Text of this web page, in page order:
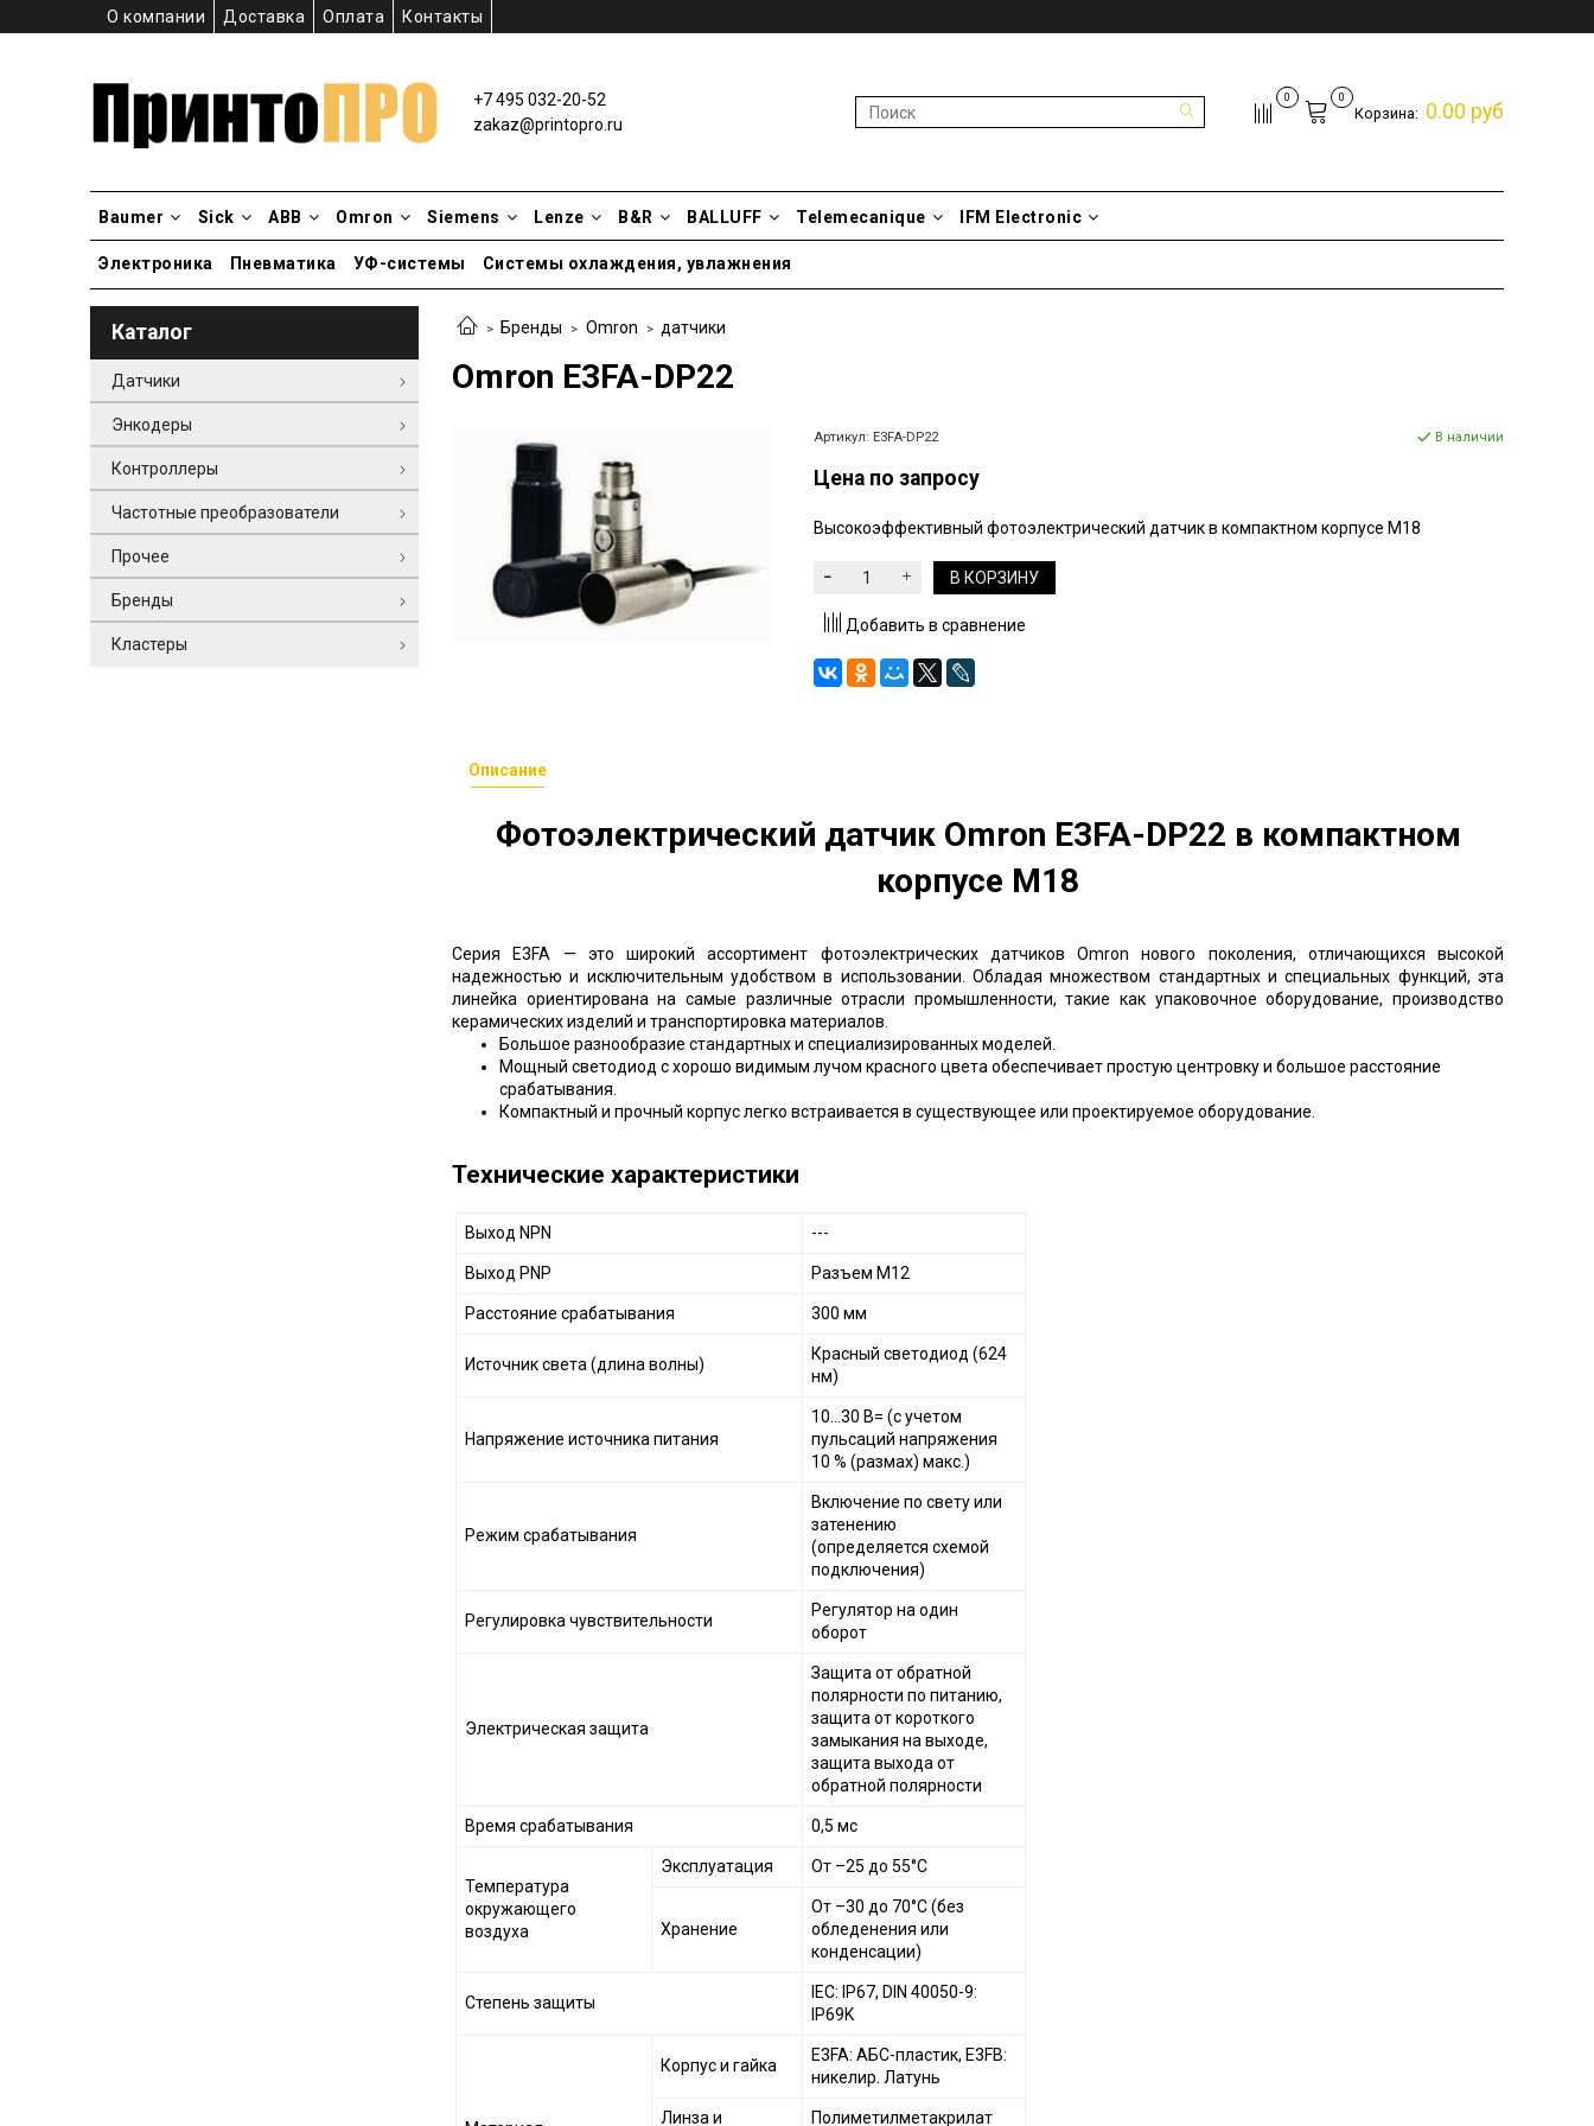
О компании Доставка Оплата Контакты
+7 495 032-20-52
zakaz@printopro.ru
0 0
Корзина: 0.00 руб
Baumer Sick ABB Omron Siemens Lenze B&R BALLUFF Telemecanique IFM Electronic
Электроника Пневматика УФ-системы Системы охлаждения, увлажнения
Бренды Omron датчики
Omron E3FA-DP22
Артикул: E3FA-DP22 В наличии
Цена по запросу
Высокоэффективный фотоэлектрический датчик в компактном корпусе M18
В КОРЗИНУ
Добавить в сравнение
Описание
Фотоэлектрический датчик Omron E3FA-DP22 в компактном
корпусе M18
СерияE3FA — это широкий ассортимент фотоэлектрических датчиков Omronнового поколения, отличающихся высокой
надежностью и исключительным удобством в использовании .Обладая множеством стандартных и специальных функций,эта
линейка ориентирована на самые различные отрасли промышленности,такие как упаковочное оборудование,производство
керамических изделий и транспортировка материалов
Большое разнообразие стандартных и специализированных моделей
Мощный светодиод с хорошо видимым лучом красного цвета обеспечиваетпростую центровку и большое расстояние
срабатывания
Компактный и прочный корпус легко встраивается в существующее или проектируемое оборудование
Технические характеристики
Выход NPN ---
Выход PNP Разъем М12
Расстояние срабатывания 300 мм
Источник света (длина волны)
Красный светодиод (624
нм)
Напряжение источника питания
10...30 В= (с учетом
пульсаций напряжения
10 % (размах) макс.)
Режим срабатывания
Включение по свету или
затенению
(определяется схемой
подключения)
Регулировка чувствительности
Регулятор на один
оборот
Электрическая защита
Защита от обратной
полярности по питанию,
защита от короткого
замыкания на выходе,
защита выхода от
обратной полярности
Время срабатывания 0,5 мс
Температура
окружающего
воздуха
Эксплуатация От –25 до 55°C
Хранение
От –30 до 70°C (без
обледенения или
конденсации)
Степень защиты
IEC: IP67, DIN 40050-9:
IP69K
Корпус и гайка
E3FA: АБС-пластик, E3FB:
никелир. Латунь
Линза и Полиметилметакрилат
Каталог
Датчики
Энкодеры
Контроллеры
Частотные преобразователи
Прочее
Бренды
Кластеры